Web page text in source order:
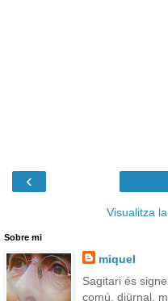
‹
Visualitza
Sobre mi
miquel
Sagitari és
comú, diürnal,